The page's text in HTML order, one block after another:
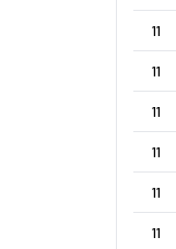
11
11
11
11
11
11